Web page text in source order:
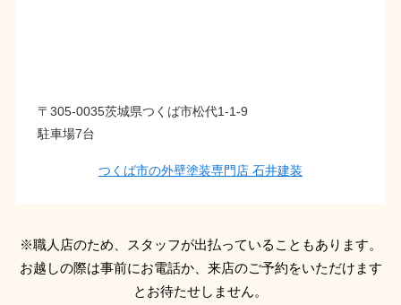
〒305-0035茨城県つくば市松代1-1-9
駐車場7台
つくば市の外壁塗装専門店 石井建装
※職人店のため、スタッフが出払っていることもあります。
お越しの際は事前にお電話か、来店のご予約をいただけます
とお待たせしません。